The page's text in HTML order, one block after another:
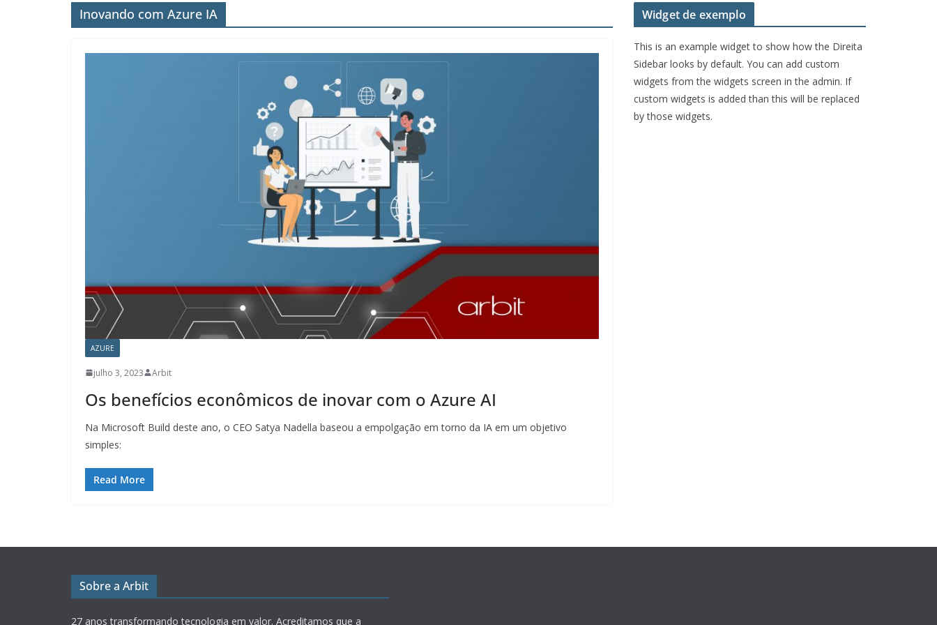
Inovando com Azure IA
AZURE
julho 3, 2023 Arbit
Os benefícios econômicos de inovar com o Azure AI
Na Microsoft Build deste ano, o CEO Satya Nadella baseou a empolgação em torno da IA ​​em um objetivo
simples:
Read More
Widget de exemplo
This is an example widget to show how the Direita
Sidebar looks by default. You can add custom
widgets from the widgets screen in the admin. If
custom widgets is added than this will be replaced
by those widgets.
Sobre a Arbit
27 anos transformando tecnologia em valor. Acreditamos que a